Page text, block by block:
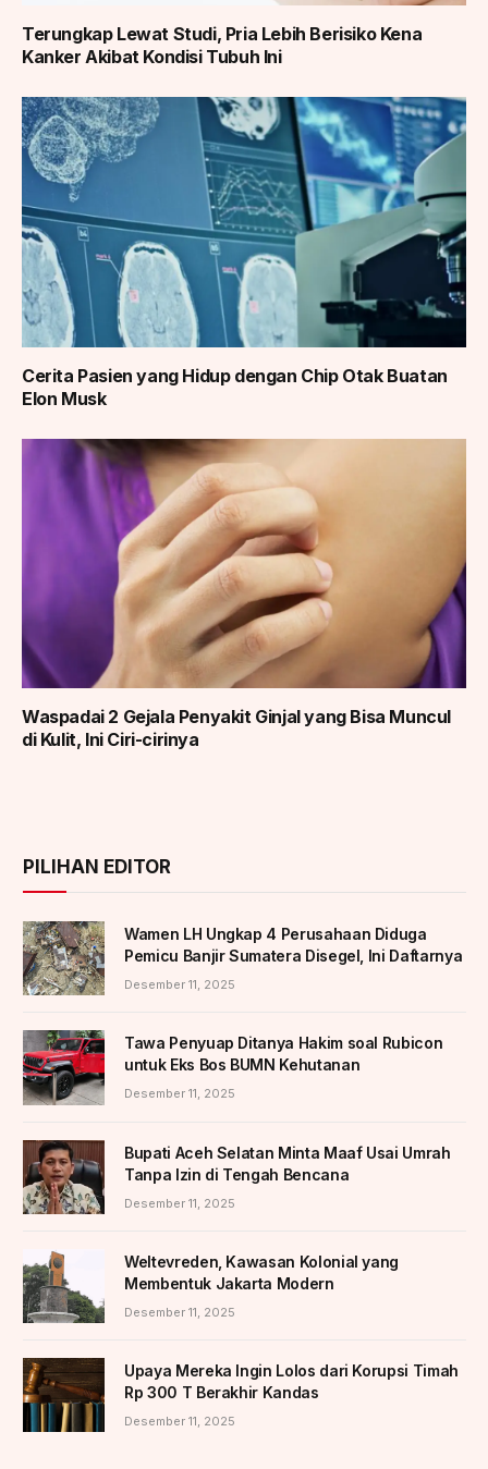
Terungkap Lewat Studi, Pria Lebih Berisiko Kena
Kanker Akibat Kondisi Tubuh Ini
Cerita Pasien yang Hidup dengan Chip Otak Buatan
Elon Musk
Waspadai 2 Gejala Penyakit Ginjal yang Bisa Muncul
di Kulit, Ini Ciri-cirinya
PILIHAN EDITOR
Wamen LH Ungkap 4 Perusahaan Diduga
Pemicu Banjir Sumatera Disegel, Ini Daftarnya
Desember 11, 2025
Tawa Penyuap Ditanya Hakim soal Rubicon
untuk Eks Bos BUMN Kehutanan
Desember 11, 2025
Bupati Aceh Selatan Minta Maaf Usai Umrah
Tanpa Izin di Tengah Bencana
Desember 11, 2025
Weltevreden, Kawasan Kolonial yang
Membentuk Jakarta Modern
Desember 11, 2025
Upaya Mereka Ingin Lolos dari Korupsi Timah
Rp 300 T Berakhir Kandas
Desember 11, 2025